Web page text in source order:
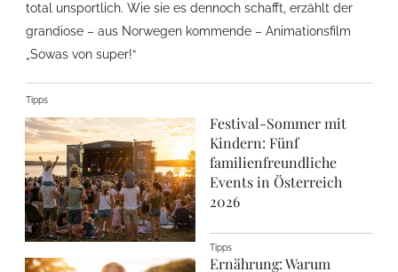
total unsportlich. Wie sie es dennoch schafft, erzählt der
grandiose – aus Norwegen kommende – Animationsfilm
„Sowas von super!“
Tipps
Festival-Sommer mit
Kindern: Fünf
familienfreundliche
Events in Österreich
2026
Tipps
Ernährung: Warum